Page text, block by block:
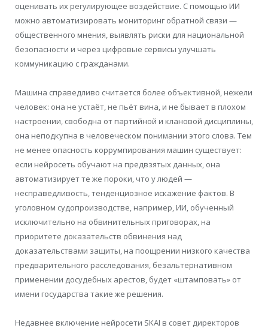
оценивать их регулирующее воздействие. С помощью ИИ
можно автоматизировать мониторинг обратной связи —
общественного мнения, выявлять риски для национальной
безопасности и через цифровые сервисы улучшать
коммуникацию с гражданами.
Машина справедливо считается более объективной, нежели
человек: она не устаёт, не пьёт вина, и не бывает в плохом
настроении, свободна от партийной и клановой дисциплины,
она неподкупна в человеческом понимании этого слова. Тем
не менее опасность коррумпирования машин существует:
если нейросеть обучают на предвзятых данных, она
автоматизирует те же пороки, что у людей —
несправедливость, тенденциозное искажение фактов. В
уголовном судопроизводстве, например, ИИ, обученный
исключительно на обвинительных приговорах, на
приоритете доказательств обвинения над
доказательствами защиты, на поощрении низкого качества
предварительного расследования, безальтернативном
применении досудебных арестов, будет «штамповать» от
имени государства такие же решения.
Недавнее включение нейросети SKAI в совет директоров